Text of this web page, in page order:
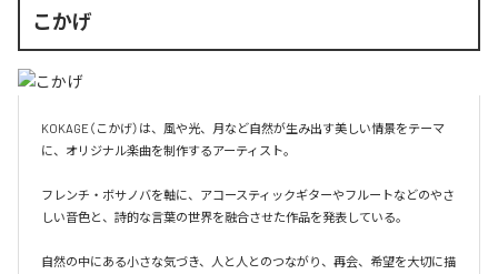
こかげ
KOKAGE（こかげ）は、風や光、月など自然が生み出す美しい情景をテーマ
に、オリジナル楽曲を制作するアーティスト。
フレンチ・ボサノバを軸に、アコースティックギターやフルートなどのやさ
しい音色と、詩的な言葉の世界を融合させた作品を発表している。
自然の中にある小さな気づき、人と人とのつながり、再会、希望を大切に描